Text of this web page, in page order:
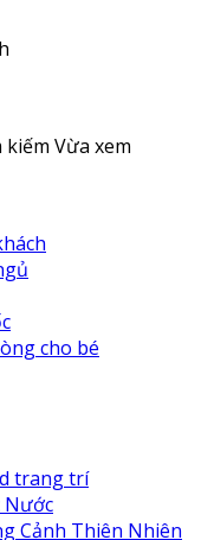
kiếm Vừa xem
cho bé
trang trí
Nước
Cảnh Thiên Nhiên